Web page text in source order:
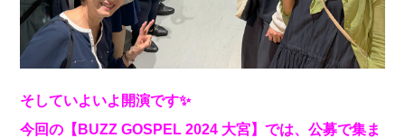
そしていよいよ開演です✨
今回の【BUZZ GOSPEL 2024 大宮】では、公募で集ま